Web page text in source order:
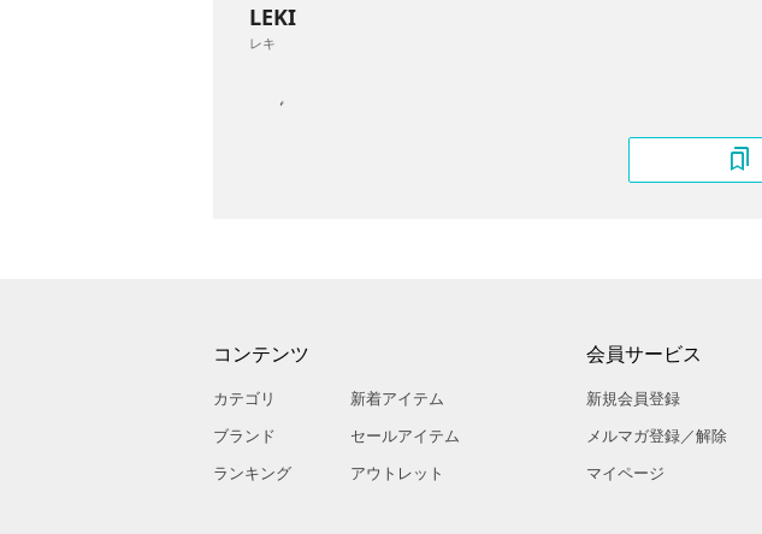
LEKI
レキ
コンテンツ
カテゴリ
ブランド
ランキング
新着アイテム
セールアイテム
アウトレット
会員サービス
新規会員登録
メルマガ登録／解除
マイページ